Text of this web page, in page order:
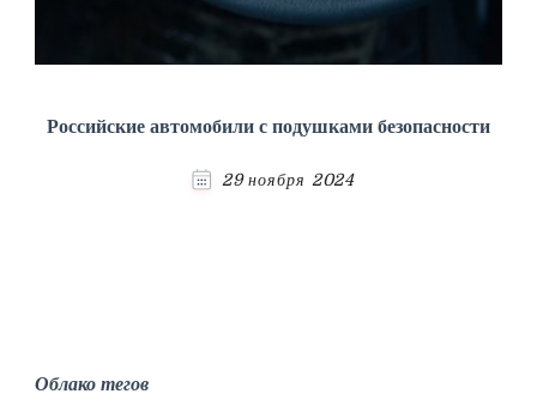
Российские автомобили с подушками безопасности
29 ноября 2024
Облако тегов